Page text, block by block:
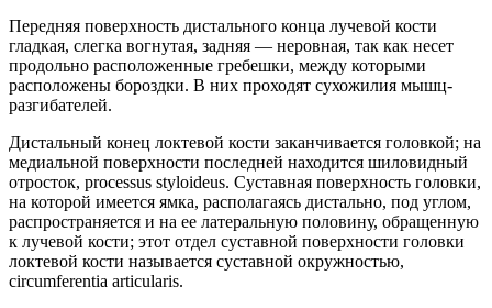
Передняя поверхность дистального конца лучевой кости
гладкая, слегка вогнутая, задняя — неровная, так как несет
продольно расположенные гребешки, между которыми
расположены бороздки. В них проходят сухожилия мышц-
разгибателей.
Дистальный конец локтевой кости заканчивается головкой; на
медиальной поверхности последней находится шиловидный
отросток, processus styloideus. Суставная поверхность головки,
на которой имеется ямка, располагаясь дистально, под углом,
распространяется и на ее латеральную половину, обращенную
к лучевой кости; этот отдел суставной поверхности головки
локтевой кости называется суставной окружностью,
circumferentia articularis.